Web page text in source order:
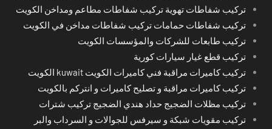
تركيب شفاطات تهوية تركيب شفاطات مطاعم ومداخن الكويت
تركيب شفاطات حمامات تركيب شفاطات مداخن في الكويت
تركيب طابعات للشركات والمؤسسات الكويت
تركيب قطع غيار سيارات كورية
تركيب كاميرات مراقبة فني كاميرات الكويت kuwait الكويت
تركيب كاميرات مراقبة و تصليح كاميرات و انتركم بالكويت
تركيب مظلات الضجيج حداد هندي الضجيج تركيب شترات
تركيب مقويات شبكة و سيرفس للجوالات و السرداب والبر